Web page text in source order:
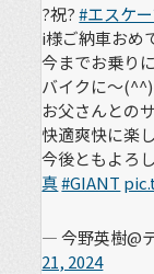
?祝?#エスケ
i様ご納車おめ
今までお乗り
バイクに～(^^)
お父さんとの
快適爽快に楽
今後ともよろ
真#GIANT
— 今野英樹@
21, 2024